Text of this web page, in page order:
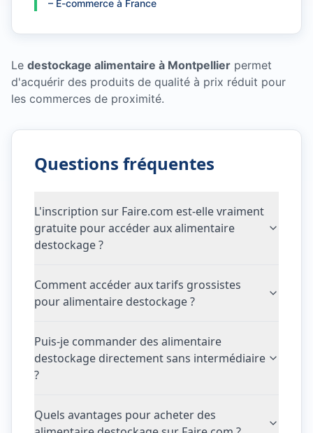
– E-commerce à France
Le destockage alimentaire à Montpellier permet
d'acquérir des produits de qualité à prix réduit pour
les commerces de proximité.
Questions fréquentes
L'inscription sur Faire.com est-elle vraiment
gratuite pour accéder aux alimentaire
destockage ?
Comment accéder aux tarifs grossistes
pour alimentaire destockage ?
Puis-je commander des alimentaire
destockage directement sans intermédiaire
?
Quels avantages pour acheter des